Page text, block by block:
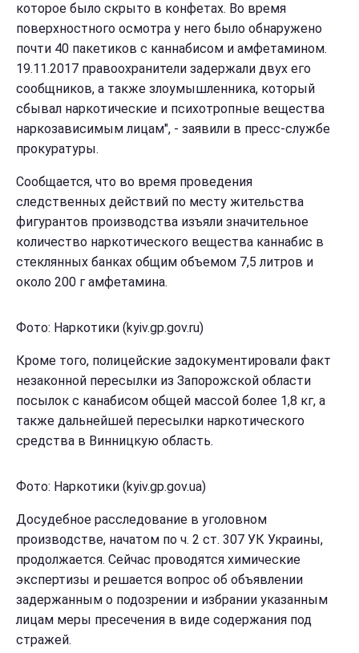
которое было скрыто в конфетах. Во время
поверхностного осмотра у него было обнаружено
почти 40 пакетиков с каннабисом и амфетамином.
19.11.2017 правоохранители задержали двух его
сообщников, а также злоумышленника, который
сбывал наркотические и психотропные вещества
наркозависимым лицам", - заявили в пресс-службе
прокуратуры.
Сообщается, что во время проведения
следственных действий по месту жительства
фигурантов производства изъяли значительное
количество наркотического вещества каннабис в
стеклянных банках общим объемом 7,5 литров и
около 200 г амфетамина.
Фото: Наркотики (kyiv.gp.gov.ru)
Кроме того, полицейские задокументировали факт
незаконной пересылки из Запорожской области
посылок с канабисом общей массой более 1,8 кг, а
также дальнейшей пересылки наркотического
средства в Винницкую область.
Фото: Наркотики (kyiv.gp.gov.ua)
Досудебное расследование в уголовном
производстве, начатом по ч. 2 ст. 307 УК Украины,
продолжается. Сейчас проводятся химические
экспертизы и решается вопрос об объявлении
задержанным о подозрении и избрании указанным
лицам меры пресечения в виде содержания под
стражей.